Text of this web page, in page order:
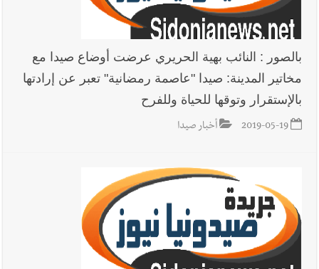
بالصور : النائب بهية الحريري عرضت أوضاع صيدا مع
مخاتير المدينة: صيدا "عاصمة رمضانية" تعبر عن إرادتها
بالإستقرار وتوقها للحياة وللفرح
2019-05-19 أخبار صيدا